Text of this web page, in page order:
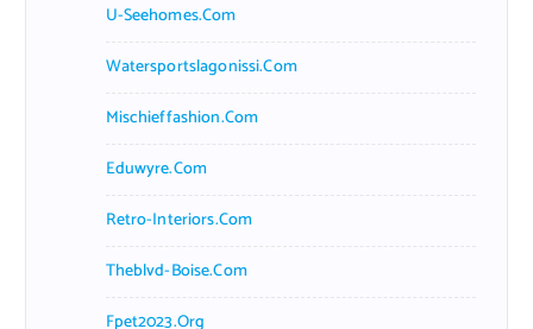
U-Seehomes.com
Watersportslagonissi.com
Mischieffashion.com
Eduwyre.com
Retro-Interiors.com
Theblvd-Boise.com
Fpet2023.org